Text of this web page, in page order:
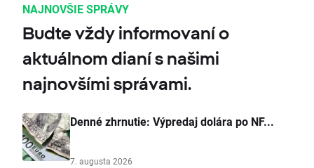
NAJNOVŠIE SPRÁVY
Budte vždy informovaní o
aktuálnom dianí s našimi
najnovšími správami.
Denné zhrnutie: Výpredaj dolára po NF...
7. augusta 2026